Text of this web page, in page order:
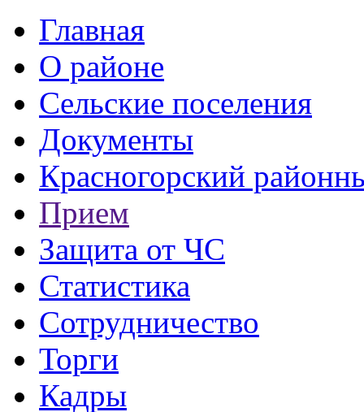
Главная
О районе
Сельские поселения
Документы
Красногорский
Прием
Защита от ЧС
Статистика
Сотрудничество
Торги
Кадры